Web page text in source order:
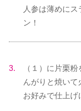
人参は薄めに
ン！
3.
（１）に片栗
んがりと焼いて
お好みで仕上げ